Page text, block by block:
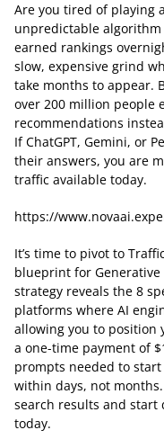
Are you tired of playing
unpredictable
earned rankings
slow, expensive grind
take months to appear.
over 200 million people
recommendations
If ChatGPT, Gemini, or
their answers, you are
traffic available today.
https://
It’s time to pivot to
blueprint for Generative
strategy reveals the 8
platforms where AI
allowing you to position
a one-time payment of
prompts needed to
within days, not
search results and start
today.